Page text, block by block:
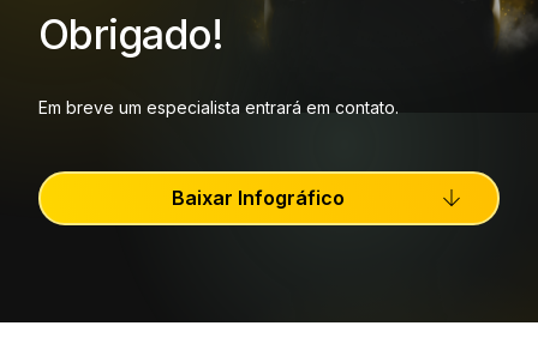
Obrigado!
Em breve um especialista entrará em contato.
Baixar Infográfico